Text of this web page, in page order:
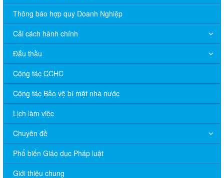
Thông báo hợp quy Doanh Nghiệp
Cải cách hành chính
Đấu thầu
Công tác CCHC
Công tác Bảo vệ bí mật nhà nước
Lịch làm việc
Chuyên đề
Phổ biến Giáo dục Pháp luật
Giới thiệu chung
V/v đề nghị báo cáo hệ thống phân phối, nhãn hiệu hàng hóa
và hoạt động mua bán khí trên địa bàn tỉnh năm 2025 (nhắc lần
2).